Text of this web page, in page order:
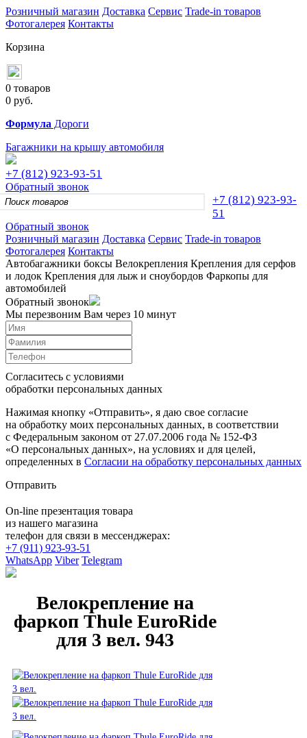
Розничный магазин Доставка Сервис Trade-in товаров
Фотогалерея Контакты
Корзина
0 товаров
0 руб.
Формула Дороги
Багажники на крышу автомобиля
+7 (812) 923-93-51
Обратный звонок
+7 (812) 923-93-
51
Обратный звонок
Розничный магазин Доставка Сервис Trade-in товаров
Фотогалерея Контакты
Автобагажники боксы Велокрепления Крепления для серфов
и лодок Крепления для лыж и сноубордов Фаркопы для
автомобилей
Обратный звонок
Мы перезвоним Вам через 10 минут
Согласитесь с условиями
обработки персональных данных
Нажимая кнопку «Отправить», я даю свое согласие
на обработку моих персональных данных, в соответствии
с Федеральным законом от 27.07.2006 года № 152-ФЗ
«О персональных данных», на условиях и для целей,
определенных в Согласии на обработку персональных данных
Отправить
On-line презентация товара
из нашего магазина
телефон для связи в мессенджерах:
+7 (911) 923-93-51
WhatsApp Viber Telegram
Велокрепление на
фаркоп Thule EuroRide
для 3 вел. 943